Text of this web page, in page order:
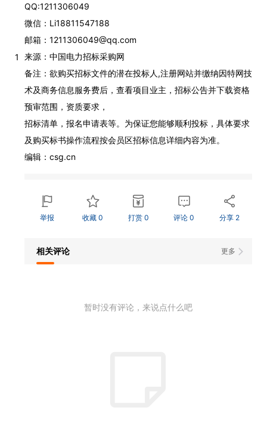
1
QQ:1211306049
微信：Li18811547188
邮箱：1211306049@qq.com
来源：中国电力招标采购网
备注：欲购买招标文件的潜在投标人,注册网站并缴纳因特网技
术及商务信息服务费后，查看项目业主，招标公告并下载资格
预审范围，资质要求，
招标清单，报名申请表等。为保证您能够顺利投标，具体要求
及购买标书操作流程按会员区招标信息详细内容为准。
编辑：csg.cn
举报 收藏0 打赏 0 评论 0 分享 2
更多
相关评论
暂时没有评论，来说点什么吧